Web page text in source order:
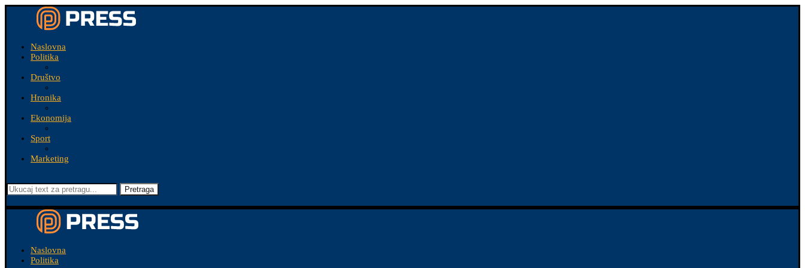
Naslovna
Politika
Društvo
Hronika
Ekonomija
Sport
Marketing
Pretraga
Naslovna
Politika